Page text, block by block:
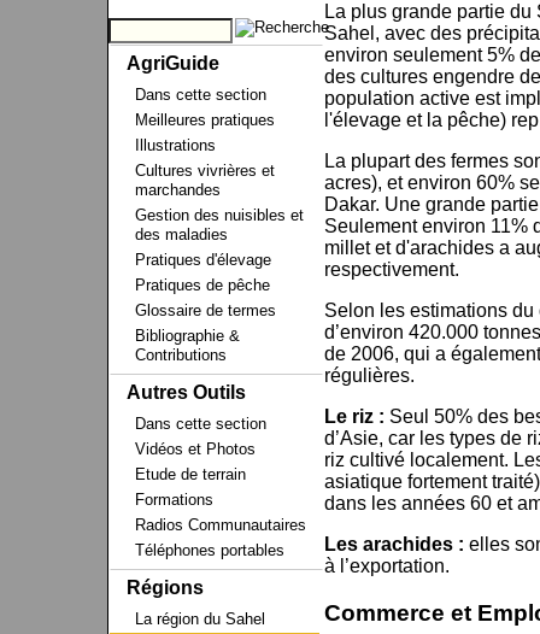
AgriGuide
Dans cette section
Meilleures pratiques
Illustrations
Cultures vivrières et
marchandes
Gestion des nuisibles et
des maladies
Pratiques d'élevage
Pratiques de pêche
Glossaire de termes
Bibliographie &
Contributions
Autres Outils
Dans cette section
Vidéos et Photos
Etude de terrain
Formations
Radios Communautaires
Téléphones portables
Régions
La région du Sahel
La plus grande partie
Sahel, avec des
environ seulement 5%
des cultures engendre
population active est
l'élevage et la pêche)
La plupart des fermes
acres), et environ 60%
Dakar. Une grande
Seulement environ 11%
millet et d'arachides a
respectivement.
Selon les estimations
d’environ 420.000
de 2006, qui a
régulières.
Le riz : Seul 50% des
d’Asie, car les types de
riz cultivé localement.
asiatique fortement
dans les années 60 et
Les arachides : elles
à l’exportation.
Commerce et